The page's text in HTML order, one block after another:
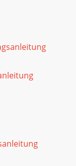
окрасится в
для
iPad
справа